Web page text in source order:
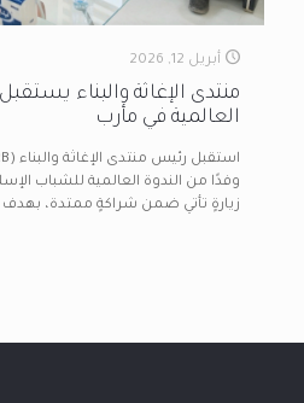
أبريل 12, 2026
منتدى الإغاثة والبناء
العالمية في مأرب
وفدًا من الندوة العالمية للشباب
زيارةٍ تأتي ضمن شراكةٍ ممتدة، بهدف